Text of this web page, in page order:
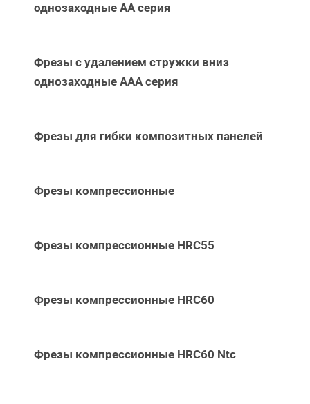
однозаходные АА серия
Фрезы с удалением стружки вниз
однозаходные ААА серия
Фрезы для гибки композитных панелей
Фрезы компрессионные
Фрезы компрессионные HRC55
Фрезы компрессионные HRC60
Фрезы компрессионные HRC60 Ntc